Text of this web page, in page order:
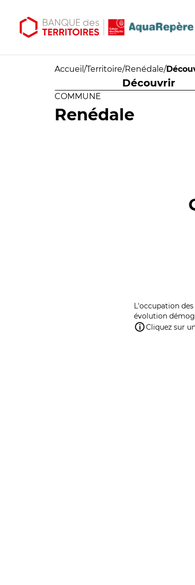
Accueil /Territoire/Renédale/
Découvrir
COMMUNE
Renédale
L'occupation
évolution
Cliquez sur